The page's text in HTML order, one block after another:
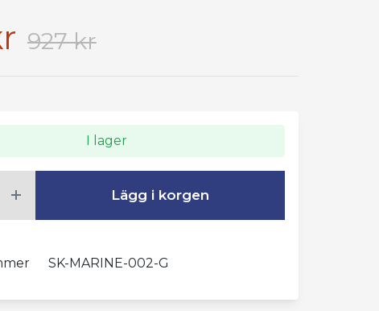
927 kr
I lager
Lägg i korgen
SK-MARINE-002-G